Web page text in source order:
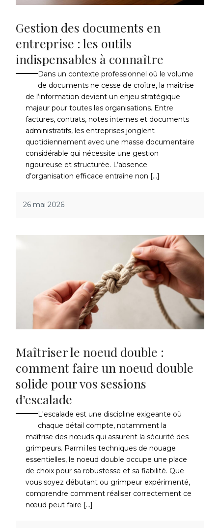
Gestion des documents en
entreprise : les outils
indispensables à connaître
Dans un contexte professionnel où le volume
de documents ne cesse de croître, la maîtrise
de l’information devient un enjeu stratégique
majeur pour toutes les organisations. Entre
factures, contrats, notes internes et documents
administratifs, les entreprises jonglent
quotidiennement avec une masse documentaire
considérable qui nécessite une gestion
rigoureuse et structurée. L’absence
d’organisation efficace entraîne non […]
26 mai 2026
Maîtriser le noeud double :
comment faire un noeud double
solide pour vos sessions
d’escalade
L'escalade est une discipline exigeante où
chaque détail compte, notamment la
maîtrise des nœuds qui assurent la sécurité des
grimpeurs. Parmi les techniques de nouage
essentielles, le noeud double occupe une place
de choix pour sa robustesse et sa fiabilité. Que
vous soyez débutant ou grimpeur expérimenté,
comprendre comment réaliser correctement ce
nœud peut faire […]